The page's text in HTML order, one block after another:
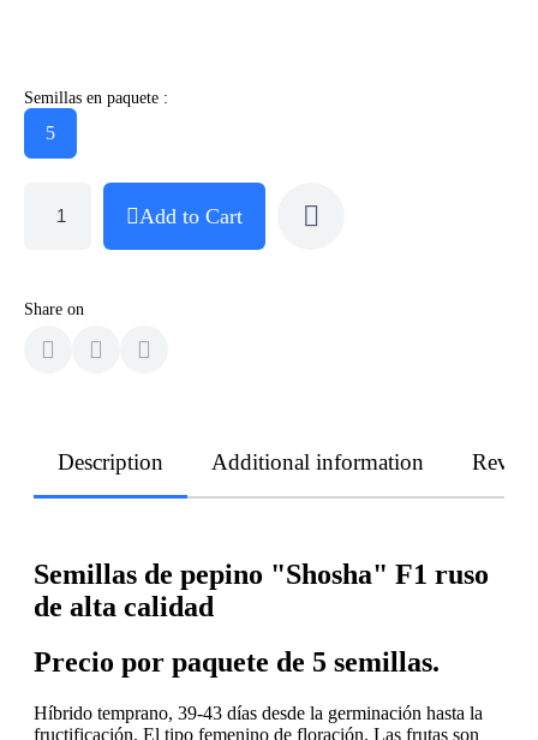
Semillas en paquete :
5
Add to Cart
Share on
Description Additional information
Semillas de pepino "Shosha" F1 ruso
de alta calidad
Precio por paquete de 5 semillas.
Híbrido temprano, 39-43 días desde la germinación hasta la
fructificación. El tipo femenino de floración. Las frutas son